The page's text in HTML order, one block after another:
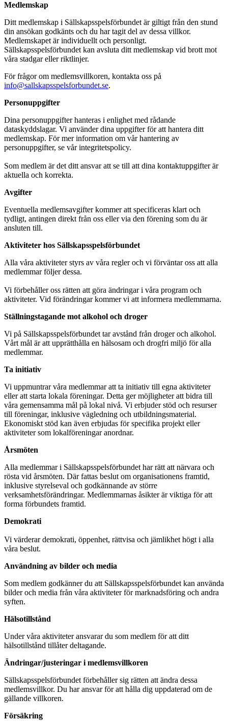
Medlemskap
Ditt medlemskap i Sällskapsspelsförbundet är giltigt från den stund
din ansökan godkänts och du har tagit del av dessa villkor.
Medlemskapet är individuellt och personligt.
Sällskapsspelsförbundet kan avsluta ditt medlemskap vid brott mot
våra stadgar eller riktlinjer.
För frågor om medlemsvillkoren, kontakta oss på
info@sallskapsspelsforbundet.se.
Personuppgifter
Dina personuppgifter hanteras i enlighet med rådande
dataskyddslagar. Vi använder dina uppgifter för att hantera ditt
medlemskap. För mer information om vår hantering av
personuppgifter, se vår integritetspolicy.
Som medlem är det ditt ansvar att se till att dina kontaktuppgifter är
aktuella och korrekta.
Avgifter
Eventuella medlemsavgifter kommer att specificeras klart och
tydligt, antingen direkt från oss eller via den förening som du är
ansluten till.
Aktiviteter hos Sällskapsspelsförbundet
Alla våra aktiviteter styrs av våra regler och vi förväntar oss att alla
medlemmar följer dessa.
Vi förbehåller oss rätten att göra ändringar i våra program och
aktiviteter. Vid förändringar kommer vi att informera medlemmarna.
Ställningstagande mot alkohol och droger
Vi på Sällskapsspelsförbundet tar avstånd från droger och alkohol.
Vårt mål är att upprätthålla en hälsosam och drogfri miljö för alla
medlemmar.
Ta initiativ
Vi uppmuntrar våra medlemmar att ta initiativ till egna aktiviteter
eller att starta lokala föreningar. Detta ger möjligheter att bidra till
våra gemensamma mål på lokal nivå. Vi erbjuder stöd och resurser
till föreningar, inklusive vägledning och utbildningsmaterial.
Ekonomiskt stöd kan även erbjudas för specifika projekt eller
aktiviteter som lokalföreningar anordnar.
Årsmöten
Alla medlemmar i Sällskapsspelsförbundet har rätt att närvara och
rösta vid årsmöten. Där fattas beslut om organisationens framtid,
inklusive styrelseval och godkännande av större
verksamhetsförändringar. Medlemmarnas åsikter är viktiga för att
forma förbundets framtid.
Demokrati
Vi värderar demokrati, öppenhet, rättvisa och jämlikhet högt i alla
våra beslut.
Användning av bilder och media
Som medlem godkänner du att Sällskapsspelsförbundet kan använda
bilder och media från våra aktiviteter för marknadsföring och andra
syften.
Hälsotillstånd
Under våra aktiviteter ansvarar du som medlem för att ditt
hälsotillstånd tillåter deltagande.
Ändringar/justeringar i medlemsvillkoren
Sällskapsspelsförbundet förbehåller sig rätten att ändra dessa
medlemsvillkor. Du har ansvar för att hålla dig uppdaterad om de
gällande villkoren.
Försäkring